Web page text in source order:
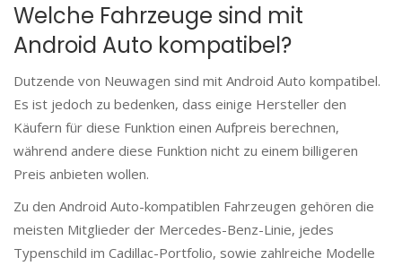
Welche Fahrzeuge sind mit
Android Auto kompatibel?
Dutzende von Neuwagen sind mit Android Auto kompatibel.
Es ist jedoch zu bedenken, dass einige Hersteller den
Käufern für diese Funktion einen Aufpreis berechnen,
während andere diese Funktion nicht zu einem billigeren
Preis anbieten wollen.
Zu den Android Auto-kompatiblen Fahrzeugen gehören die
meisten Mitglieder der Mercedes-Benz-Linie, jedes
Typenschild im Cadillac-Portfolio, sowie zahlreiche Modelle